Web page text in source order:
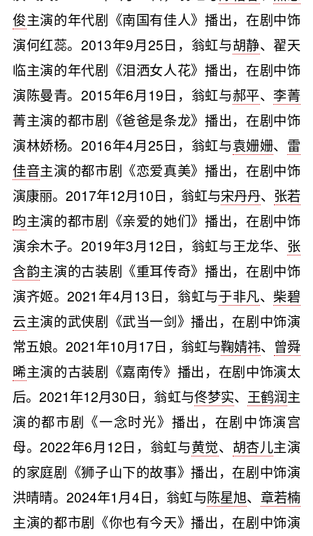
俊主演的年代剧《南国有佳人》播出，在剧中饰
演何红蕊。2013年9月25日，翁虹与胡静、翟天
临主演的年代剧《泪洒女人花》播出，在剧中饰
演陈曼青。2015年6月19日，翁虹与郝平、 李菁
菁主演的都市剧《爸爸是条龙》播出，在剧中饰
演林娇杨。2016年4月25日，翁虹与袁姗姗、 雷
佳音主演的都市剧《恋爱真美》播出，在剧中饰
演康丽。2017年12月10日，翁虹与宋丹丹、 张若
昀主演的都市剧《亲爱的她们》播出，在剧中饰
演余木子。2019年3月12日，翁虹与王龙华、 张
含韵主演的古装剧《重耳传奇》播出，在剧中饰
演齐姬。2021年4月13日，翁虹与于非凡、柴碧
云主演的武侠剧《武当一剑》播出，在剧中饰演
常五娘。2021年10月17日，翁虹与鞠婧祎、 曾舜
晞主演的古装剧《嘉南传》播出，在剧中饰演太
后。2021年12月30日，翁虹与佟梦实、 王鹤润主
演的都市剧《一念时光》播出，在剧中饰演宫
母。2022年6月12日，翁虹与黄觉、 胡杏儿主演
的家庭剧《狮子山下的故事》播出，在剧中饰演
洪晴晴。2024年1月4日，翁虹与陈星旭、 章若楠
主演的都市剧《你也有今天》播出，在剧中饰演